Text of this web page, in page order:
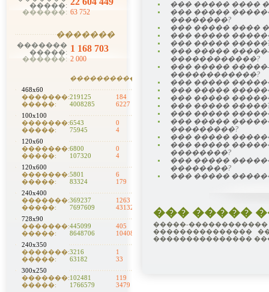
�����:
������: 63 752
�������
�������
�����: 1 168 703
������: 2 000
�������������
468x60
�������:219125
184
�����:
4008285
6227
100x100
�������:6543
0
�����:
75945
4
120x60
�������:6800
0
�����:
107320
4
120x600
�������:5801
6
�����:
83324
179
240x400
�������:369237
1263
�����:
7697609
43132
728x90
�������:445099
405
�����:
8648706
10408
240x350
�������:3216
1
�����:
63182
33
300x250
�������:102481
119
�����:
1766579
3479
��� ����� ����
��� �����
��������?
��� ����� ����
��� �����
��� �����
��� ����� �����-
������������?
��� ����� �����-
������������?
��� �����
��� �����
��� �����
��� �����
��� �����
��� �����
���������?
��� �����
��� �����
��������?
��� �����
��������?
��� �����
��� �����
�����-
���������������
���������������